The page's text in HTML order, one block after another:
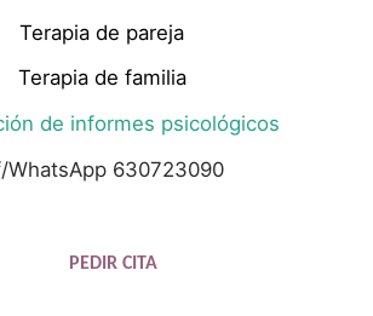
Terapia de pareja
Terapia de familia
de informes psicológicos
WhatsApp 630723090
PEDIR CITA